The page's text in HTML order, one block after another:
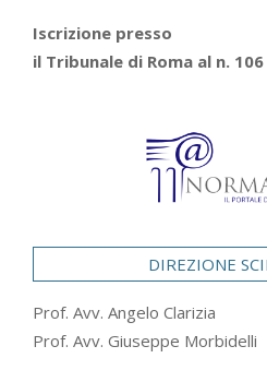
Iscrizione presso
il Tribunale di Roma al n.
DIREZIONE
Prof. Avv. Angelo Clarizia
Prof. Avv. Giuseppe Morbidelli